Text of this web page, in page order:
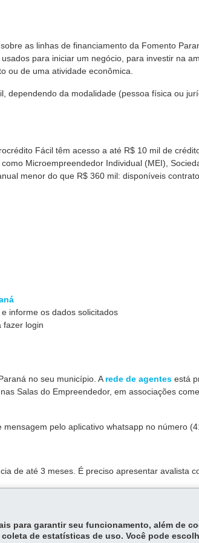
as linhas de financiamento da Fomento
para iniciar um negócio, para investir na
ou de uma atividade econômica.
dependendo da modalidade (pessoa física ou
Fácil têm acesso a até R$ 10 mil de
Microempreendedor Individual (MEI),
menor do que R$ 360 mil: disponíveis
e informe os dados solicitados
fazer login
no seu município. A rede de agentes está
Salas do Empreendedor, em associações
pelo aplicativo whatsapp no número
de até 3 meses. É preciso apresentar avalista
sua proposta e da assinatura do contrato.
para garantir seu funcionamento, além de
de estatísticas de uso. Você pode